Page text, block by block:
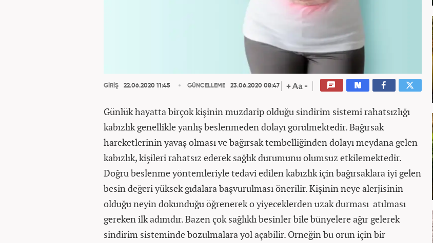
GİRİŞ 22.06.2020 11:45 GÜNCELLEME 23.06.2020 08:47
Günlük hayatta birçok kişinin muzdarip olduğu sindirim sistemi rahatsızlığı
kabızlık genellikle yanlış beslenmeden dolayı görülmektedir. Bağırsak
hareketlerinin yavaş olması ve bağırsak tembelliğinden dolayı meydana gelen
kabızlık, kişileri rahatsız ederek sağlık durumunu olumsuz etkilemektedir.
Doğru beslenme yöntemleriyle tedavi edilen kabızlık için bağırsaklara iyi gelen
besin değeri yüksek gıdalara başvurulması önerilir. Kişinin neye alerjisinin
olduğu neyin dokunduğu öğrenerek o yiyeceklerden uzak durması atılması
gereken ilk adımdır. Bazen çok sağlıklı besinler bile bünyelere ağır gelerek
sindirim sisteminde bozulmalara yol açabilir. Örneğin bu orun için bir